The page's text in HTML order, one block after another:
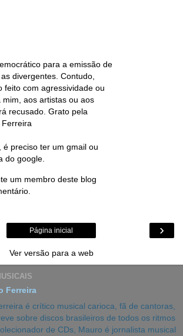
para a emissão de
divergentes. Contudo,
feito com agressividade ou
aos artistas ou aos
recusado. Grato pela
Ferreira
é preciso ter um gmail ou
do google.
um membro deste blog
›
Página inicial
Ver versão para a web
Ferreira
é crítico musical carioca, fã de cantoras,
sobre discos brasileiros de todos os ritmos
de CDs, Mauro é jornalista musical